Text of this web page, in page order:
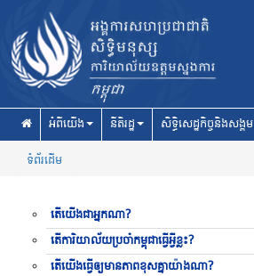
Skip to main content
អំពីយើង នីតិរដ្ឋ សិទ្ធិសេដ្ឋកិច្ចនិងសង្គម
ទំព័រដើម
តើយើងជាអ្នកណា?
តើការិយាល័យប្រចាំកម្ពុជាធ្វើអ្វីខ្លះ?
តើយើងធ្វើឲ្យមានភាពខុសគ្នាយ៉ាងណា?